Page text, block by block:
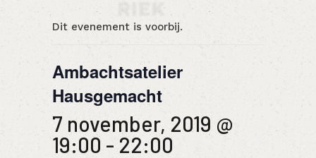
Dit evenement is voorbij.
Ambachtsatelier
Hausgemacht
7 november, 2019 @
19:00 - 22:00